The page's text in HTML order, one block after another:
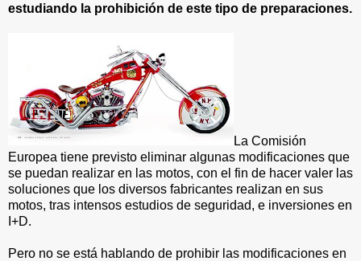
estudiando la prohibición de este tipo de preparaciones.
La Comisión
Europea tiene previsto eliminar algunas modificaciones que
se puedan realizar en las motos, con el fin de hacer valer las
soluciones que los diversos fabricantes realizan en sus
motos, tras intensos estudios de seguridad, e inversiones en
I+D.
Pero no se está hablando de prohibir las modificaciones en